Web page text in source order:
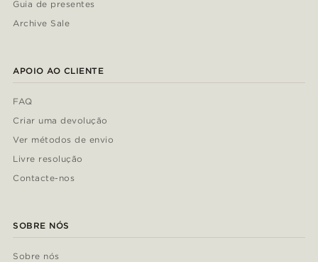
Guia de presentes
Archive Sale
APOIO AO CLIENTE
FAQ
Criar uma devolução
Ver métodos de envio
Livre resolução
Contacte-nos
SOBRE NÓS
Sobre nós